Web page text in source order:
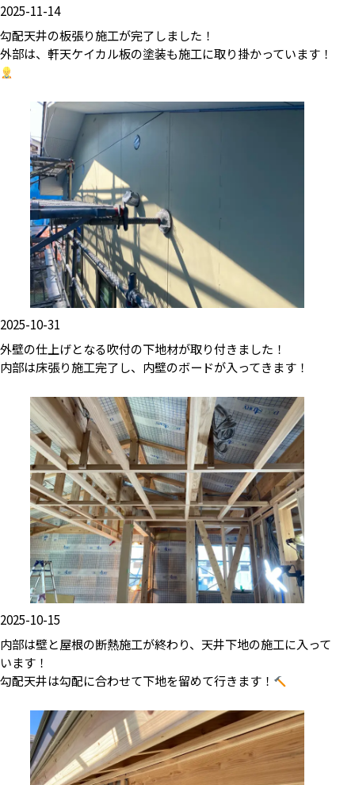
2025-11-14
勾配天井の板張り施工が完了しました！
外部は、軒天ケイカル板の塗装も施工に取り掛かっています！
2025-10-31
外壁の仕上げとなる吹付の下地材が取り付きました！
内部は床張り施工完了し、内壁のボードが入ってきます！
2025-10-15
内部は壁と屋根の断熱施工が終わり、天井下地の施工に入って
います！
勾配天井は勾配に合わせて下地を留めて行きます！